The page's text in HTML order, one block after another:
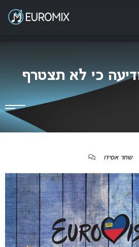
בישראל
כי לא תצטרף
שחר אסידו